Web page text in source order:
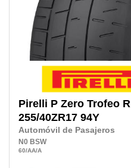
Pirelli P Zero Trofeo R
255/40ZR17 94Y
Automóvil de Pasajeros
N0 BSW
60/AA/A